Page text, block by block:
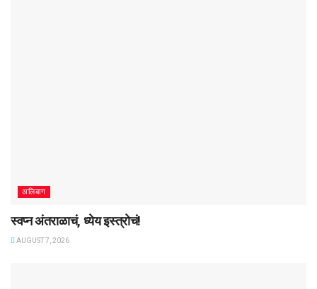
अलिबाग
स्वप्न अंतराळाचं, ध्येय इस्त्रोचं!
AUGUST 7, 2026